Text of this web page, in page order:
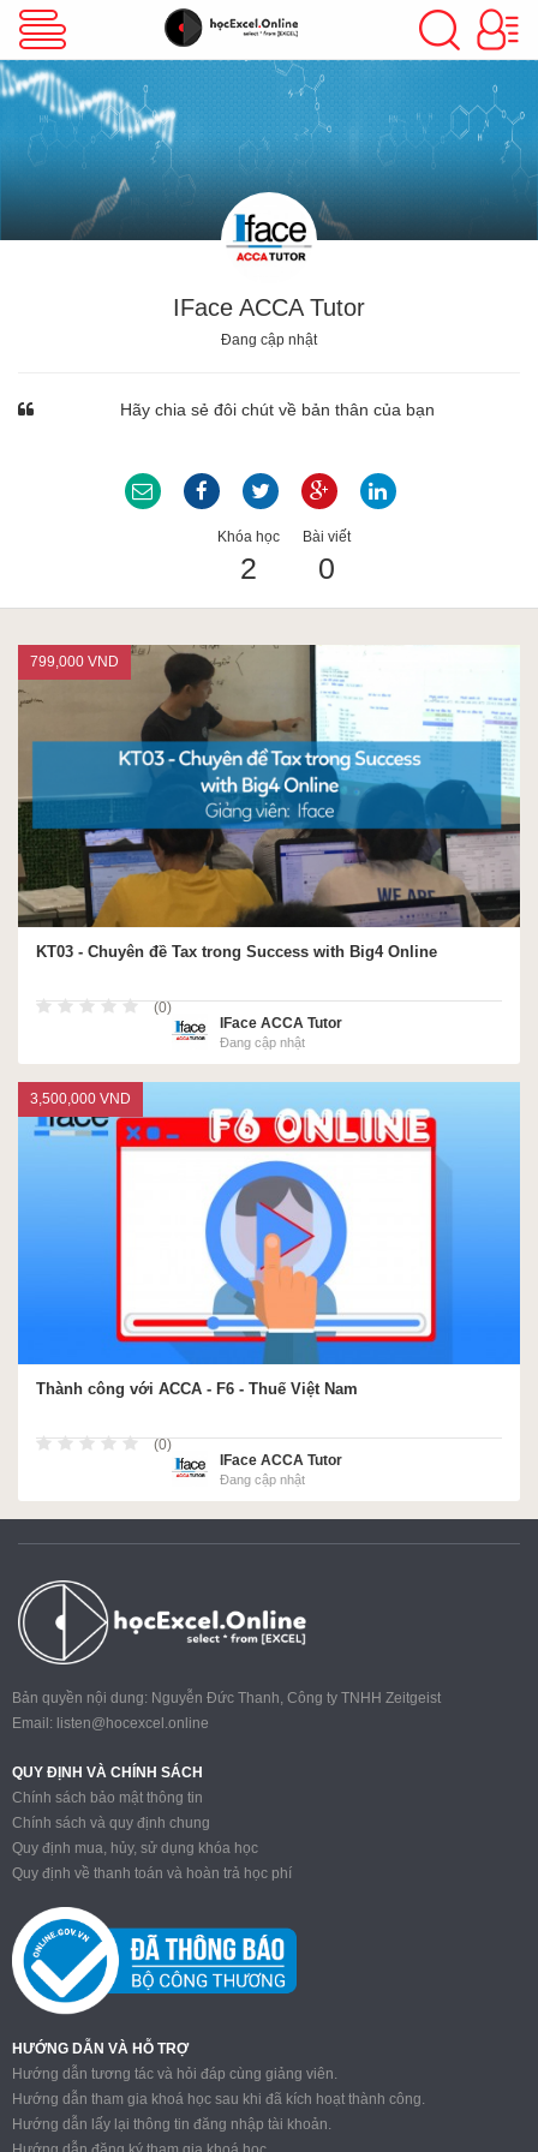
VBA Excel
Excel Cơ Bản
Excel Nâng Cao
Google Sheet
Power BI
IFace ACCA Tutor
Đang cập nhật
Hãy chia sẻ đôi chút về bản thân của bạn
Khóa học
2
Bài viết
0
KT03 - Chuyên đề Tax trong Success with Big4 Online
(0)
IFace ACCA Tutor
Đang cập nhật
799,000 VND
Thành công với ACCA - F6 - Thuế Việt Nam
(0)
IFace ACCA Tutor
Đang cập nhật
3,500,000 VND
Bản quyền nội dung: Nguyễn Đức Thanh, Công ty TNHH Zeitgeist
Email: listen@hocexcel.online
QUY ĐỊNH VÀ CHÍNH SÁCH
Chính sách bảo mật thông tin
Chính sách và quy định chung
Quy định mua, hủy, sử dụng khóa học
Quy định về thanh toán và hoàn trả học phí
HƯỚNG DẪN VÀ HỖ TRỢ
Hướng dẫn tương tác và hỏi đáp cùng giảng viên.
Hướng dẫn tham gia khoá học sau khi đã kích hoạt thành công.
Hướng dẫn lấy lại thông tin đăng nhập tài khoản.